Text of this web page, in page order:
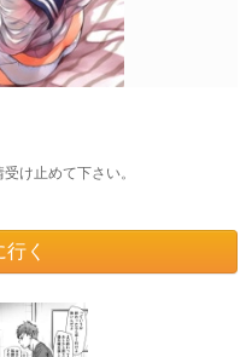
け止めて下さい。
く